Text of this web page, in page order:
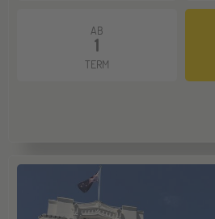
Hannover
Jugendbildungsmesse JuBi
NOV Jugendbildungsmesse JuBi
AB
1
TERM